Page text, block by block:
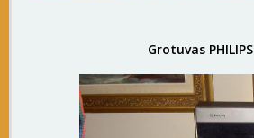
Grotuvas PHILIPS